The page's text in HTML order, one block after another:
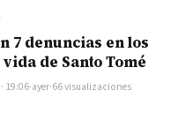
7 denuncias en los
de Santo Tomé
19:06·ayer·66 visualizaciones